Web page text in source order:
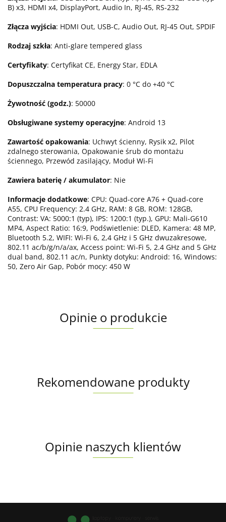
B) x3, HDMI x4, DisplayPort, Audio In, RJ-45, RS-232
Złącza wyjścia: HDMI Out, USB-C, Audio Out, RJ-45 Out, SPDIF
Rodzaj szkła: Anti-glare tempered glass
Certyfikaty: Certyfikat CE, Energy Star, EDLA
Dopuszczalna temperatura pracy: 0 °C do +40 °C
Żywotność (godz.): 50000
Obsługiwane systemy operacyjne: Android 13
Zawartość opakowania: Uchwyt ścienny, Rysik x2, Pilot
zdalnego sterowania, Opakowanie śrub do montażu
ściennego, Przewód zasilający, Moduł Wi-Fi
Zawiera baterię / akumulator: Nie
Informacje dodatkowe: CPU: Quad-core A76 + Quad-core
A55, CPU Frequency: 2.4 GHz, RAM: 8 GB, ROM: 128GB,
Contrast: VA: 5000:1 (typ), IPS: 1200:1 (typ.), GPU: Mali-G610
MP4, Aspect Ratio: 16:9, Podświetlenie: DLED, Kamera: 48 MP,
Bluetooth 5.2, WIFI: Wi-Fi 6, 2,4 GHz i 5 GHz dwuzakresowe,
802.11 ac/b/g/n/a/ax, Access point: Wi-Fi 5, 2.4 GHz and 5 GHz
dual band, 802.11 ac/n, Punkty dotyku: Android: 16, Windows:
50, Zero Air Gap, Pobór mocy: 450 W
Opinie o produkcie
Rekomendowane produkty
Opinie naszych klientów